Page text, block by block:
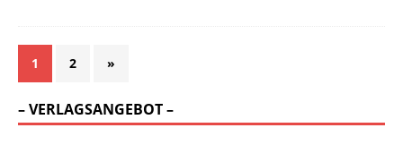
1 2 »
– VERLAGSANGEBOT –